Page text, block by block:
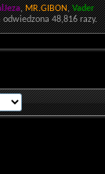
, MR.GIBON, Vader
odwiedzona48,816razy.